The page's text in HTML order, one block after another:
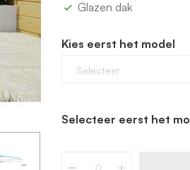
Glazen dak
Kies eerst het model
Selecteer
Selecteer eerst het